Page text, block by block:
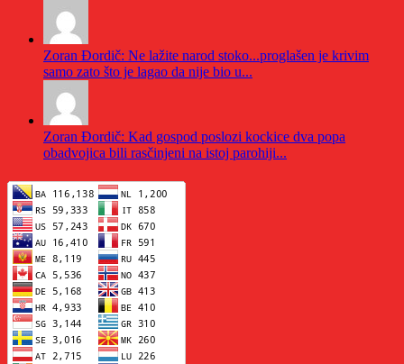
Zoran Đordič: Ne lažite narod stoko...proglašen je krivim
samo zato što je lagao da nije bio u...
Zoran Đordič: Kad gospod poslozi kockice dva popa
obadvojica bili rasčinjeni na istoj parohiji...